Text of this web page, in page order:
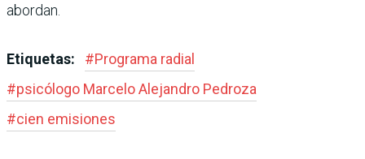
abordan.
Etiquetas: #Programa radial
#psicólogo Marcelo Alejandro Pedroza
#cien emisiones